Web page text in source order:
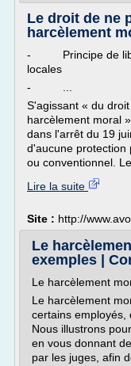
Le droit de ne
harcèlement
- Principe de libre
locales
- ...
S'agissant « du
harcèlement moral
dans l'arrêt du 19
d'aucune protection
ou conventionnel.
Lire la suite
Site : http://
Le
exemples |
Le harcèlement
Le harcèlement
certains employés,
Nous illustrons
en vous donnant
par les juges, afin